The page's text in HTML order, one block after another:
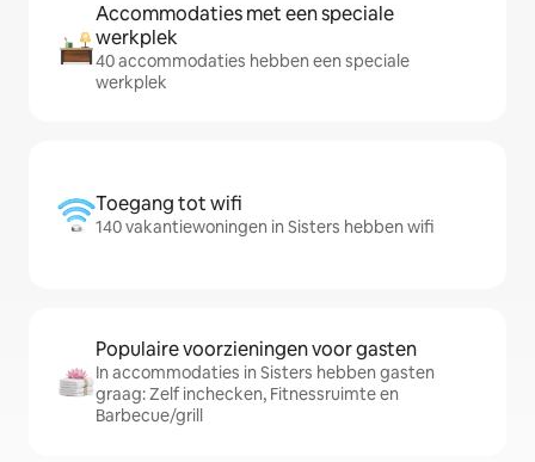
Accommodaties met een speciale
werkplek
40 accommodaties hebben een speciale
werkplek
Toegang tot wifi
140 vakantiewoningen in Sisters hebben wifi
Populaire voorzieningen voor gasten
In accommodaties in Sisters hebben gasten
graag: Zelf inchecken, Fitnessruimte en
Barbecue/grill